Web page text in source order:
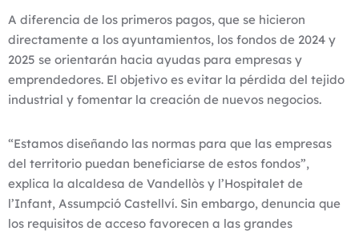
A diferencia de los primeros pagos, que se hicieron
directamente a los ayuntamientos, los fondos de 2024 y
2025 se orientarán hacia ayudas para empresas y
emprendedores. El objetivo es evitar la pérdida del tejido
industrial y fomentar la creación de nuevos negocios.
“Estamos diseñando las normas para que las empresas
del territorio puedan beneficiarse de estos fondos”,
explica la alcaldesa de Vandellòs y l’Hospitalet de
l’Infant, Assumpció Castellví. Sin embargo, denuncia que
los requisitos de acceso favorecen a las grandes